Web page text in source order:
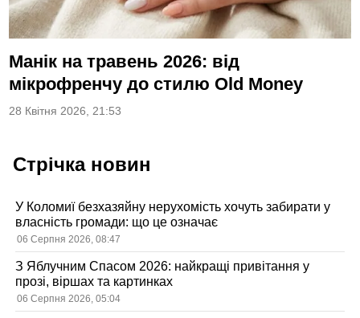
Манік на травень 2026: від
мікрофренчу до стилю Old Money
28 Квітня 2026, 21:53
Стрічка новин
У Коломиї безхазяйну нерухомість хочуть забирати у
власність громади: що це означає
06 Серпня 2026, 08:47
З Яблучним Спасом 2026: найкращі привітання у
прозі, віршах та картинках
06 Серпня 2026, 05:04